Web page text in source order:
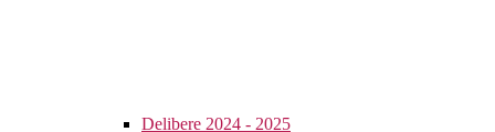
Delibere 2024 - 2025